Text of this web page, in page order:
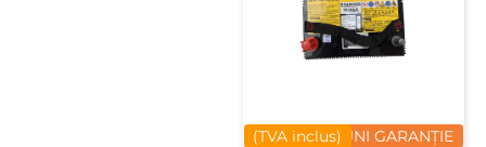
12 LUNI GARANȚIE
(TVA inclus)